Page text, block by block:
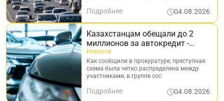
Подробнее 04.08.2026
Казахстанцам обещали до 2
миллионов за автокредит -
организаторы получили
реальные сроки
Новости
Как сообщили в прокуратуре, преступная
схема была четко распределена между
участниками, в группе сос
Подробнее 04.08.2026